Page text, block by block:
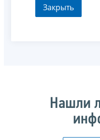
Закрыть
Нашли